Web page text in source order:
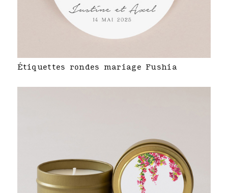
Étiquettes rondes mariage Fushia